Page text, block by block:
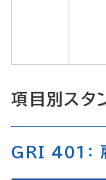
項目別スタ
GRI 401：